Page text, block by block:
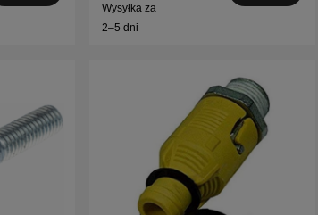
Wysyłka za
2–5 dni